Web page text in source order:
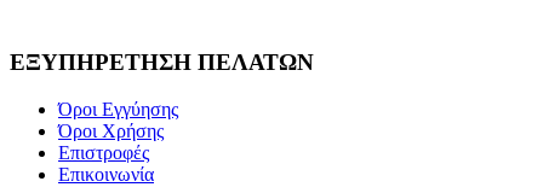
ΕΞΥΠΗΡΕΤΗΣΗ ΠΕΛΑΤΩΝ
Όροι Εγγύησης
Όροι Χρήσης
Επιστροφές
Επικοινωνία